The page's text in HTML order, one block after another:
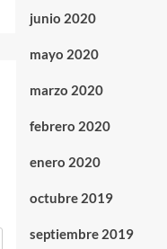
junio 2020
mayo 2020
marzo 2020
febrero 2020
enero 2020
octubre 2019
septiembre 2019